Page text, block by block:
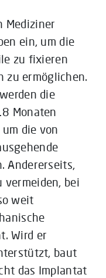
Mediziner
ein, um die
zu fixieren
zu ermöglichen.
die
Monaten
die von
Andererseits,
vermeiden, bei
weit
Wird er
baut
das Implantat